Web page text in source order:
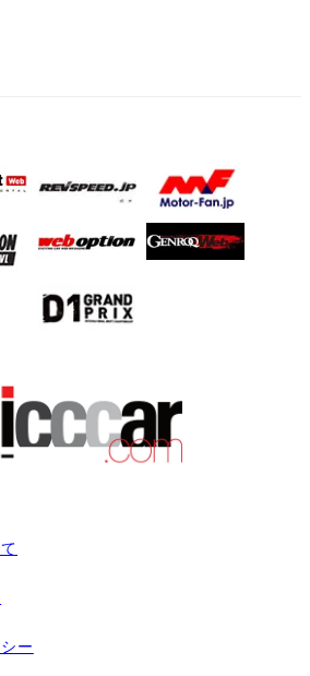
ー